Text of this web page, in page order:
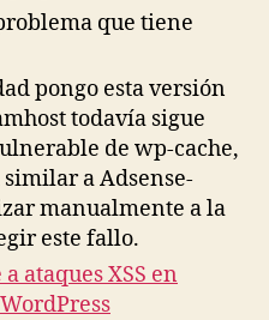
que tiene
pongo esta versión
todavía sigue
de wp-cache,
a Adsense-
manualmente a la
este fallo.
ataques XSS en